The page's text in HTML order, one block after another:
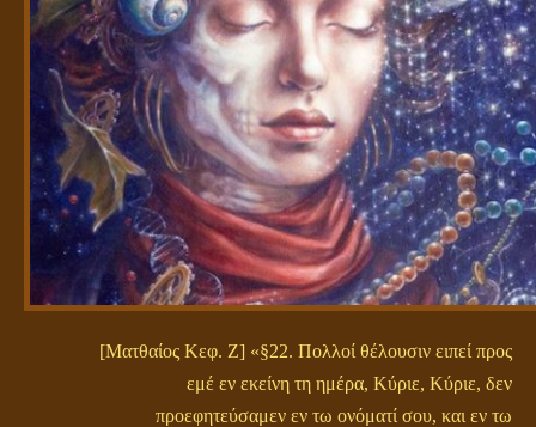
[Ματθαίος Κεφ. Ζ] «§22. Πολλοί θέλουσιν ειπεί προς
εμέ εν εκείνη τη ημέρα, Κύριε, Κύριε, δεν
προεφητεύσαμεν εν τω ονόματί σου, και εν τω